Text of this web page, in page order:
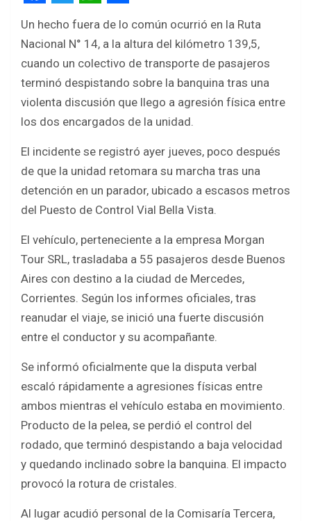
F
a
c
e
b
o
o
k
T
w
i
t
t
e
r
h
a
t
s
A
p
p
S
h
a
r
e
Un hecho fuera de lo común ocurrió en la Ruta
Nacional N° 14, a la altura del kilómetro 139,5,
cuando un colectivo de transporte de pasajeros
terminó despistando sobre la banquina tras una
violenta discusión que llego a agresión física entre
los dos encargados de la unidad.
El incidente se registró ayer jueves, poco después
de que la unidad retomara su marcha tras una
detención en un parador, ubicado a escasos metros
del Puesto de Control Vial Bella Vista.
El vehículo, perteneciente a la empresa Morgan
Tour SRL, trasladaba a 55 pasajeros desde Buenos
Aires con destino a la ciudad de Mercedes,
Corrientes. Según los informes oficiales, tras
reanudar el viaje, se inició una fuerte discusión
entre el conductor y su acompañante.
Se informó oficialmente que la disputa verbal
escaló rápidamente a agresiones físicas entre
ambos mientras el vehículo estaba en movimiento.
Producto de la pelea, se perdió el control del
rodado, que terminó despistando a baja velocidad
y quedando inclinado sobre la banquina. El impacto
provocó la rotura de cristales.
Al lugar acudió personal de la Comisaría Tercera,